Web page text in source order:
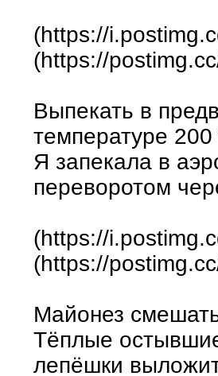
(https://
(https://
Выпекать в
температуре
Я запекала в
переворотом
(https://
(https://
Майонез
Тёплые
лепёшки